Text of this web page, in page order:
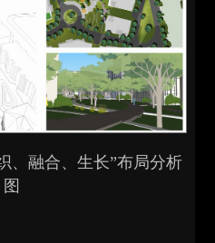
、融合、生长”布局分析
图